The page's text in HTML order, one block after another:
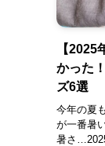
【2025
かった
ズ6選
今年の夏
が一番暑
暑さ